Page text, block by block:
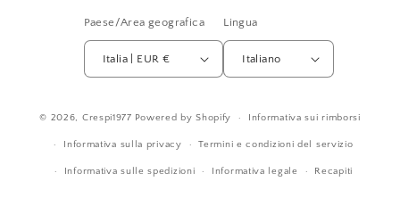
Paese/Area geografica
Italia | EUR €
Lingua
Italiano
© 2026, Crespi1977 Powered by Shopify Informativa sui rimborsi
Informativa sulla privacy Termini e condizioni del servizio
Informativa sulle spedizioni Informativa legale Recapiti